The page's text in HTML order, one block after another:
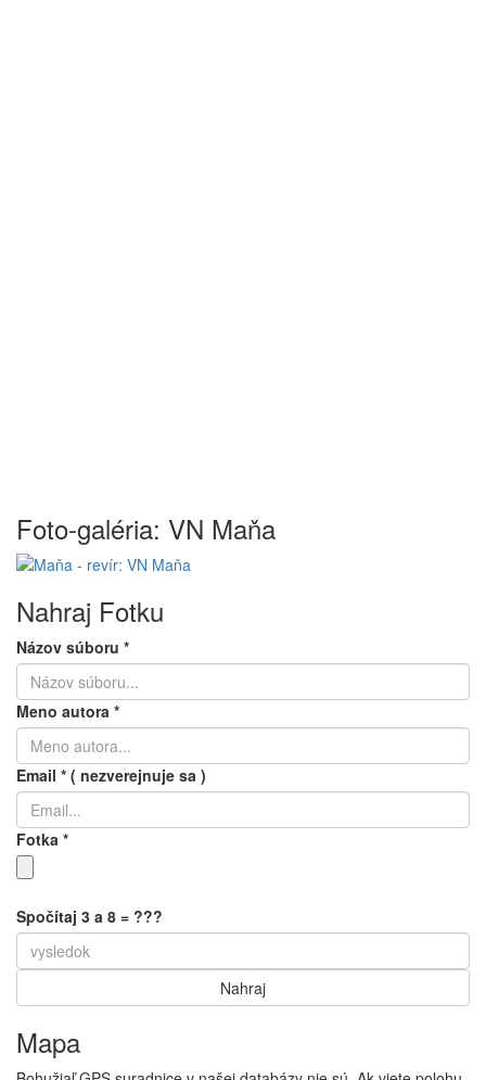
Foto-galéria: VN Maňa
Nahraj Fotku
Názov súboru *
Meno autora *
Email * ( nezverejnuje sa )
Fotka *
Spočítaj 3 a 8 = ???
Mapa